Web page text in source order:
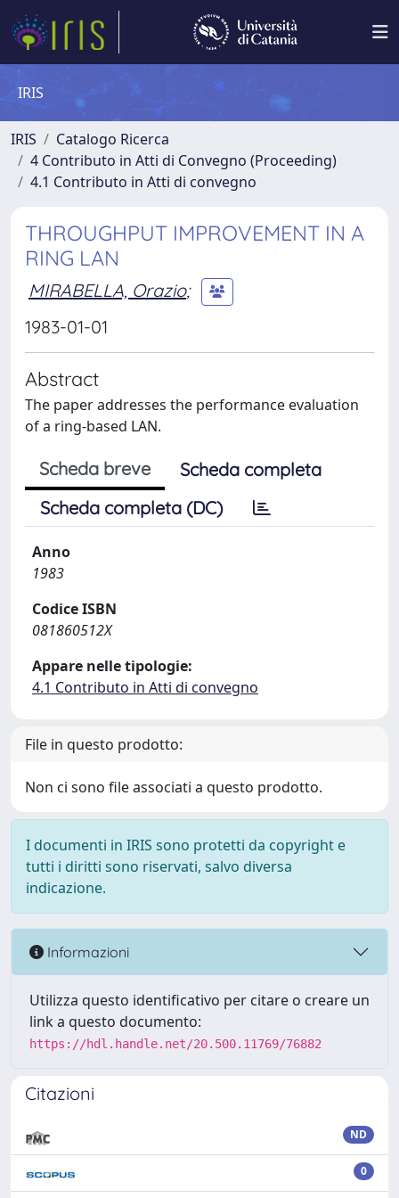
IRIS
IRIS
Catalogo Ricerca
4 Contributo in Atti di Convegno (Proceeding)
4.1 Contributo in Atti di convegno
THROUGHPUT IMPROVEMENT IN A
RING LAN
MIRABELLA, Orazio;
1983-01-01
Abstract
The paper addresses the performance evaluation
of a ring-based LAN.
Scheda breve
Scheda completa
Scheda completa (DC)
Anno
1983
Codice ISBN
081860512X
Appare nelle tipologie:
4.1 Contributo in Atti di convegno
File in questo prodotto:
Non ci sono file associati a questo prodotto.
I documenti in IRIS sono protetti da copyright e
tutti i diritti sono riservati, salvo diversa
indicazione.
Informazioni
Utilizza questo identificativo per citare o creare un
link a questo documento:
https://hdl.handle.net/20.500.11769/76882
Citazioni
ND
0